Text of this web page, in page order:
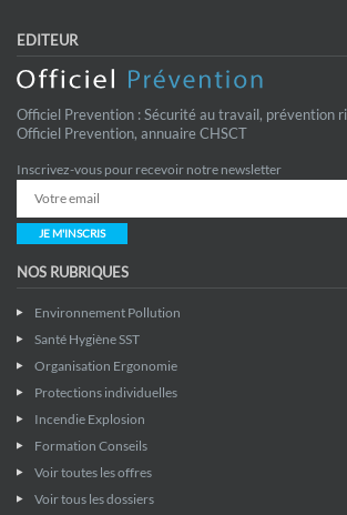
EDITEUR
Officiel Prevention : Sécurité au travail, prévention
Officiel Prevention, annuaire CHSCT
Inscrivez-vous pour recevoir notre newsletter
JE M'INSCRIS
NOS RUBRIQUES
Environnement Pollution
Santé Hygiène SST
Organisation Ergonomie
Protections individuelles
Incendie Explosion
Formation Conseils
Voir toutes les offres
Voir tous les dossiers